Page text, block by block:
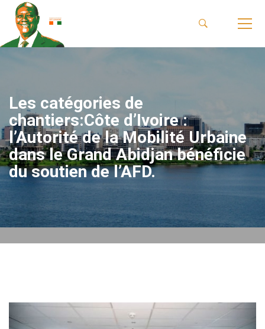
Les catégories de
chantiers:Côte d’Ivoire :
l’Autorité de la Mobilité Urbaine
dans le Grand Abidjan bénéficie
du soutien de l’AFD.